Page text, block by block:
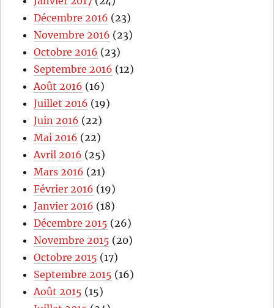
Décembre 2016 (23)
Novembre 2016 (23)
Octobre 2016 (23)
Septembre 2016 (12)
Août 2016 (16)
Juillet 2016 (19)
Juin 2016 (22)
Mai 2016 (22)
Avril 2016 (25)
Mars 2016 (21)
Février 2016 (19)
Janvier 2016 (18)
Décembre 2015 (26)
Novembre 2015 (20)
Octobre 2015 (17)
Septembre 2015 (16)
Août 2015 (15)